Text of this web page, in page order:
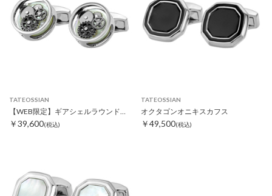
TATEOSSIAN
【WEB限定】ギアシェルラウンドカフス ホワイト
￥39,600(税込)
TATEOSSIAN
オクタゴンオニキスカフス
￥49,500(税込)